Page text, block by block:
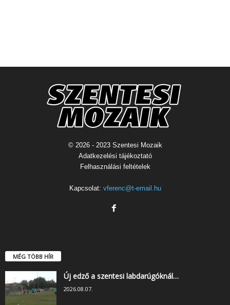
© 2026 - 2023 Szentesi Mozaik
Adatkezelési tájékoztató
Felhasználási feltételek
Kapcsolat: vferenc@t-email.hu
MÉG TÖBB HÍR
Új edző a szentesi labdarúgóknál…
2026.08.07.